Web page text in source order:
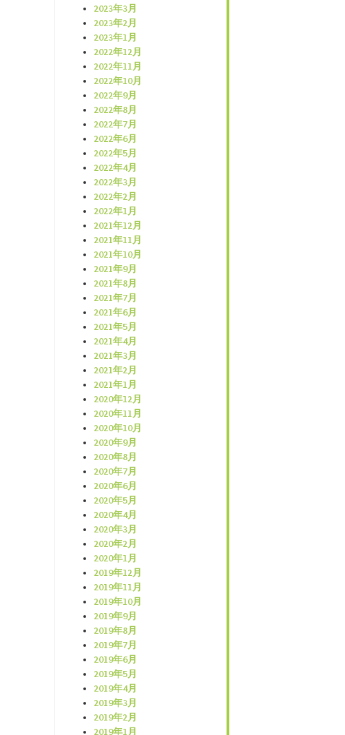
2023年3月
2023年2月
2023年1月
2022年12月
2022年11月
2022年10月
2022年9月
2022年8月
2022年7月
2022年6月
2022年5月
2022年4月
2022年3月
2022年2月
2022年1月
2021年12月
2021年11月
2021年10月
2021年9月
2021年8月
2021年7月
2021年6月
2021年5月
2021年4月
2021年3月
2021年2月
2021年1月
2020年12月
2020年11月
2020年10月
2020年9月
2020年8月
2020年7月
2020年6月
2020年5月
2020年4月
2020年3月
2020年2月
2020年1月
2019年12月
2019年11月
2019年10月
2019年9月
2019年8月
2019年7月
2019年6月
2019年5月
2019年4月
2019年3月
2019年2月
2019年1月